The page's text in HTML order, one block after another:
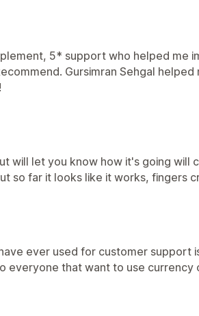
5* support who helped me
Gursimran Sehgal
will let you know how it's going will
so far it looks like it works, fingers
ever used for customer support
everyone that want to use